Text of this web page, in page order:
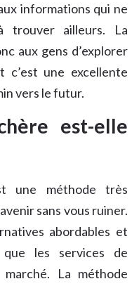
informations qui ne
trouver ailleurs. La
aux gens d’explorer
une excellente
vers le futur.
est-elle
une méthode très
sans vous ruiner.
abordables et
que les services de
La méthode